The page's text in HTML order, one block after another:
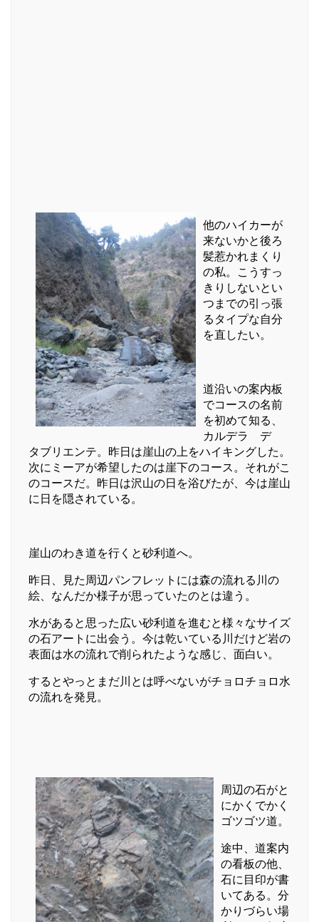
他のハイカーが
来ないかと後ろ
髪惹かれまくり
の私。こうすっ
きりしないとい
つまでの引っ張
るタイプな自分
を直したい。
道沿いの案内板
でコースの名前
を初めて知る、
カルデラ デ
タブリエンテ。昨日は崖山の上をハイキングした。
次にミーアが希望したのは崖下のコース。それがこ
のコースだ。昨日は沢山の日を浴びたが、今は崖山
に日を隠されている。
崖山のわき道を行くと砂利道へ。
昨日、見た周辺パンフレットには森の流れる川の
絵、なんだか様子が思っていたのとは違う。
水があると思った広い砂利道を進むと様々なサイズ
の石アートに出会う。今は乾いている川だけど岩の
表面は水の流れで削られたような感じ、面白い。
するとやっとまだ川とは呼べないがチョロチョロ水
の流れを発見。
周辺の石がと
にかくでかく
ゴツゴツ道。
途中、道案内
の看板の他、
石に目印が書
いてある。分
かりづらい場